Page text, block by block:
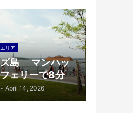
リア
ズ島 マンハッ
フェリーで8分
- April 14, 2026